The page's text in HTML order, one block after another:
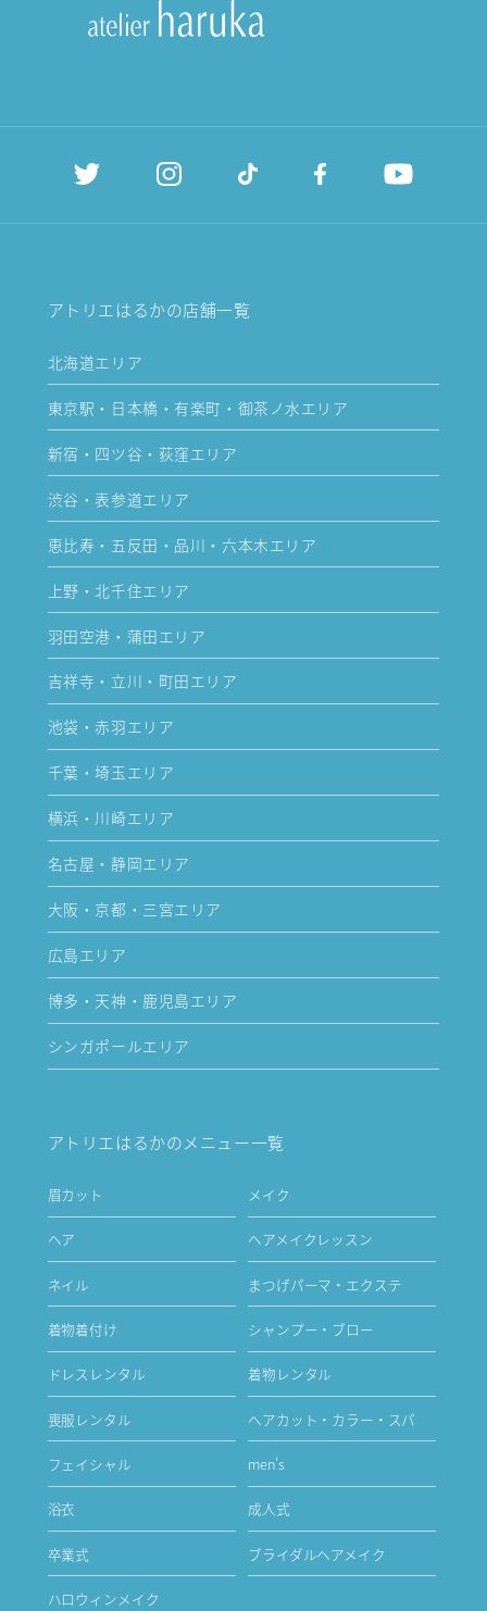
アトリエはるかの店舗一覧
北海道エリア
東京駅・日本橋・有楽町・御茶ノ水エリア
新宿・四ツ谷・荻窪エリア
渋谷・表参道エリア
恵比寿・五反田・品川・六本木エリア
上野・北千住エリア
羽田空港・蒲田エリア
吉祥寺・立川・町田エリア
池袋・赤羽エリア
千葉・埼玉エリア
横浜・川崎エリア
名古屋・静岡エリア
大阪・京都・三宮エリア
広島エリア
博多・天神・鹿児島エリア
シンガポールエリア
アトリエはるかのメニュー一覧
眉カット メイク
ヘア ヘアメイクレッスン
ネイル まつげパーマ・エクステ
着物着付け シャンプー・ブロー
ドレスレンタル 着物レンタル
喪服レンタル ヘアカット・カラー・スパ
フェイシャル men's
浴衣 成人式
卒業式 ブライダルヘアメイク
ハロウィンメイク